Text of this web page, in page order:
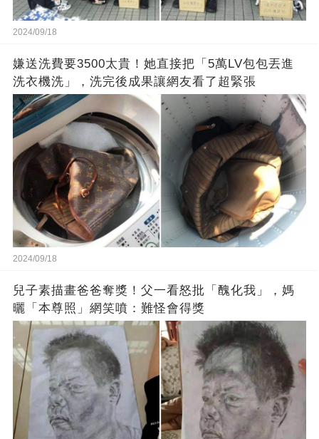
2024/09/18
嫌送洗費要3500太貴！她直接把「5萬LV包包丟進
洗衣機洗」，洗完後成果讓網友看了超緊張
2024/09/18
兒子素描畫爸爸奪獎！父一看怒批「醜化我」，媽
曬「本尊照」網笑噴：難怪會得獎